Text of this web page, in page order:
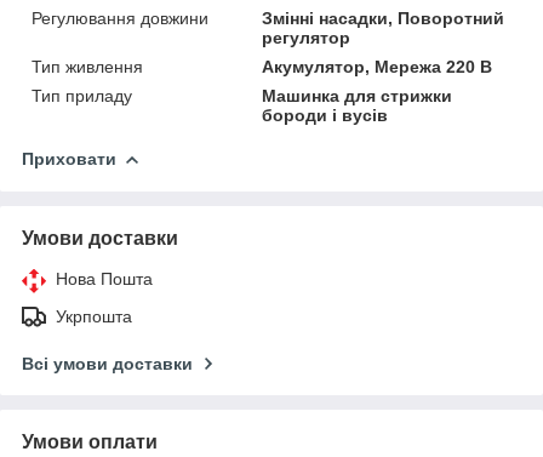
Регулювання довжини
Змінні насадки, Поворотний
регулятор
Тип живлення
Акумулятор, Мережа 220 В
Тип приладу
Машинка для стрижки
бороди і вусів
Приховати
Умови доставки
Нова Пошта
Укрпошта
Всі умови доставки
Умови оплати